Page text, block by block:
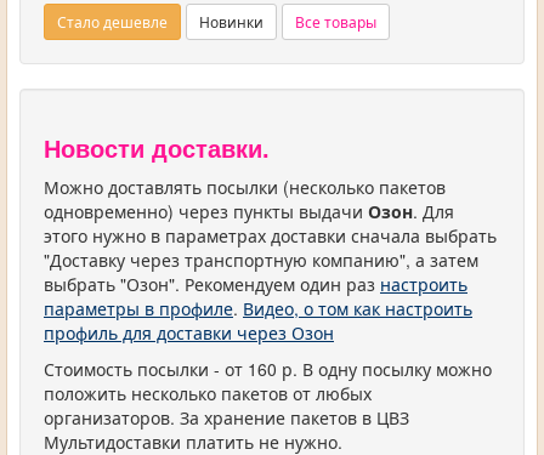
Стало дешевле Новинки Все товары
Новости доставки.
Можно доставлять посылки (несколько пакетов
одновременно) через пункты выдачи Озон. Для
этого нужно в параметрах доставки сначала выбрать
"Доставку через транспортную компанию", а затем
выбрать "Озон". Рекомендуем один раз настроить
параметры в профиле. Видео, о том как настроить
профиль для доставки через Озон
Стоимость посылки - от 160 р. В одну посылку можно
положить несколько пакетов от любых
организаторов. За хранение пакетов в ЦВЗ
Мультидоставки платить не нужно.